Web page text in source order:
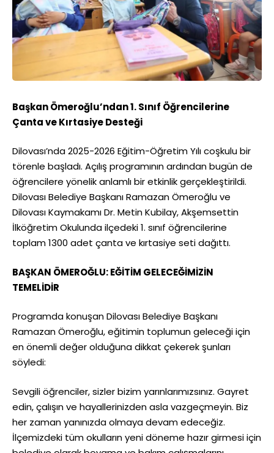
Başkan Ömeroğlu’ndan 1. Sınıf Öğrencilerine
Çanta ve Kırtasiye Desteği
Dilovası’nda 2025-2026 Eğitim-Öğretim Yılı coşkulu bir
törenle başladı. Açılış programının ardından bugün de
öğrencilere yönelik anlamlı bir etkinlik gerçekleştirildi.
Dilovası Belediye Başkanı Ramazan Ömeroğlu ve
Dilovası Kaymakamı Dr. Metin Kubilay, Akşemsettin
İlköğretim Okulunda ilçedeki 1. sınıf öğrencilerine
toplam 1300 adet çanta ve kırtasiye seti dağıttı.
BAŞKAN ÖMEROĞLU: EĞİTİM GELECEĞİMİZİN
TEMELİDİR
Programda konuşan Dilovası Belediye Başkanı
Ramazan Ömeroğlu, eğitimin toplumun geleceği için
en önemli değer olduğuna dikkat çekerek şunları
söyledi:
Sevgili öğrenciler, sizler bizim yarınlarımızsınız. Gayret
edin, çalışın ve hayallerinizden asla vazgeçmeyin. Biz
her zaman yanınızda olmaya devam edeceğiz.
İlçemizdeki tüm okulların yeni döneme hazır girmesi için